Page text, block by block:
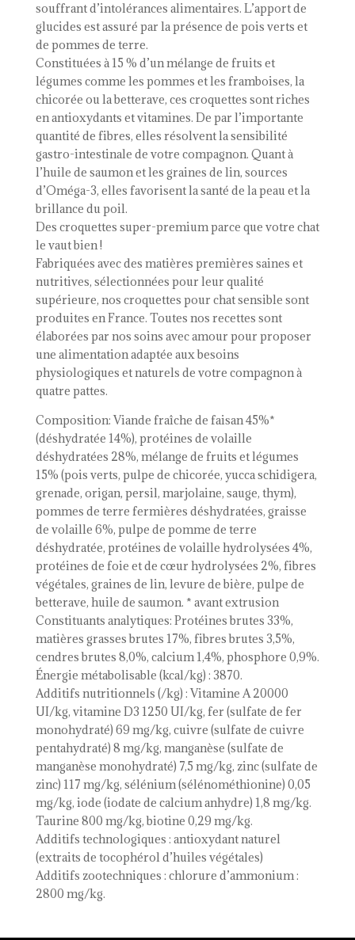
souffrant d’intolérances alimentaires. L’apport de
glucides est assuré par la présence de pois verts et
de pommes de terre.
Constituées à 15 % d’un mélange de fruits et
légumes comme les pommes et les framboises, la
chicorée ou la betterave, ces croquettes sont riches
en antioxydants et vitamines. De par l’importante
quantité de fibres, elles résolvent la sensibilité
gastro-intestinale de votre compagnon. Quant à
l’huile de saumon et les graines de lin, sources
d’Oméga-3, elles favorisent la santé de la peau et la
brillance du poil.
Des croquettes super-premium parce que votre chat
le vaut bien !
Fabriquées avec des matières premières saines et
nutritives, sélectionnées pour leur qualité
supérieure, nos croquettes pour chat sensible sont
produites en France. Toutes nos recettes sont
élaborées par nos soins avec amour pour proposer
une alimentation adaptée aux besoins
physiologiques et naturels de votre compagnon à
quatre pattes.
Composition: Viande fraîche de faisan 45%*
(déshydratée 14%), protéines de volaille
déshydratées 28%, mélange de fruits et légumes
15% (pois verts, pulpe de chicorée, yucca schidigera,
grenade, origan, persil, marjolaine, sauge, thym),
pommes de terre fermières déshydratées, graisse
de volaille 6%, pulpe de pomme de terre
déshydratée, protéines de volaille hydrolysées 4%,
protéines de foie et de cœur hydrolysées 2%, fibres
végétales, graines de lin, levure de bière, pulpe de
betterave, huile de saumon. * avant extrusion
Constituants analytiques: Protéines brutes 33%,
matières grasses brutes 17%, fibres brutes 3,5%,
cendres brutes 8,0%, calcium 1,4%, phosphore 0,9%.
Énergie métabolisable (kcal/kg) : 3870.
Additifs nutritionnels (/kg) : Vitamine A 20000
UI/kg, vitamine D3 1250 UI/kg, fer (sulfate de fer
monohydraté) 69 mg/kg, cuivre (sulfate de cuivre
pentahydraté) 8 mg/kg, manganèse (sulfate de
manganèse monohydraté) 7,5 mg/kg, zinc (sulfate de
zinc) 117 mg/kg, sélénium (sélénométhionine) 0,05
mg/kg, iode (iodate de calcium anhydre) 1,8 mg/kg.
Taurine 800 mg/kg, biotine 0,29 mg/kg.
Additifs technologiques : antioxydant naturel
(extraits de tocophérol d’huiles végétales)
Additifs zootechniques : chlorure d’ammonium :
2800 mg/kg.